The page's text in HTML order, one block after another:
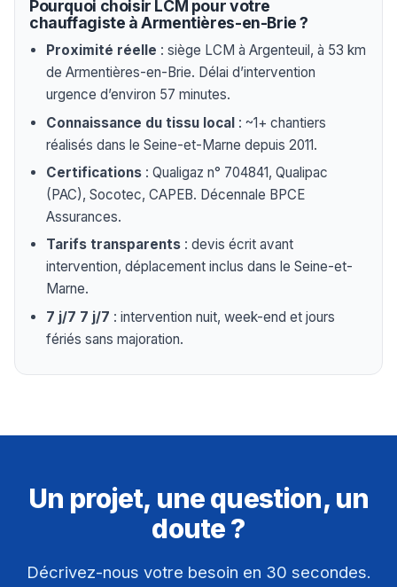
Pourquoi choisir LCM pour votre
chauffagiste à Armentières-en-Brie ?
Proximité réelle : siège LCM à Argenteuil, à 53 km
de Armentières-en-Brie. Délai d’intervention
urgence d’environ 57 minutes.
Connaissance du tissu local : ~1+ chantiers
réalisés dans le Seine-et-Marne depuis 2011.
Certifications : Qualigaz n° 704841, Qualipac
(PAC), Socotec, CAPEB. Décennale BPCE
Assurances.
Tarifs transparents : devis écrit avant
intervention, déplacement inclus dans le Seine-et-
Marne.
7 j/7 7 j/7 : intervention nuit, week-end et jours
fériés sans majoration.
Un projet, une question, un
doute ?
Décrivez-nous votre besoin en 30 secondes.